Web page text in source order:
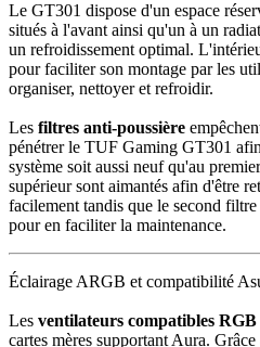
Le GT301 dispose d'un espace
situés à l'avant ainsi qu'un à un
un refroidissement optimal.
pour faciliter son montage par les
organiser, nettoyer et refroidir.
Les filtres anti-poussière
pénétrer le TUF Gaming GT301
système soit aussi neuf qu'au
supérieur sont aimantés afin d'être
facilement tandis que le second
pour en faciliter la maintenance.
Éclairage ARGB et compatibilité
Les ventilateurs compatibles RGB
cartes mères supportant Aura.